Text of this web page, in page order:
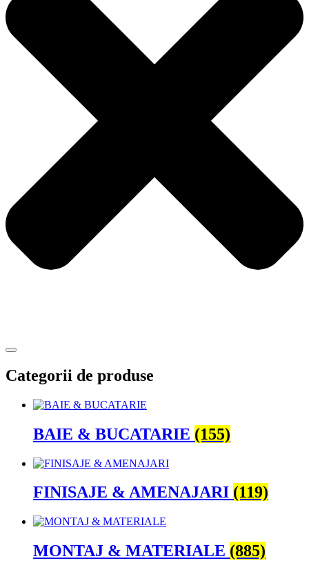
Categorii de produse
BAIE & BUCATARIE (155)
FINISAJE & AMENAJARI (119)
MONTAJ & MATERIALE (885)